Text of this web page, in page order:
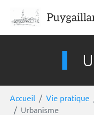
Accueil Vie pratique
Urbanisme